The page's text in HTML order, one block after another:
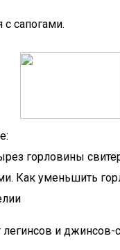
с сапогами.
горловины
Как уменьшить
легинсов и джинсов-